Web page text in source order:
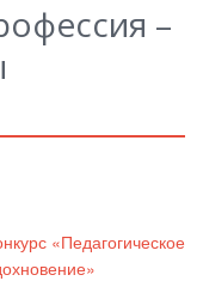
–
«Педагогическое